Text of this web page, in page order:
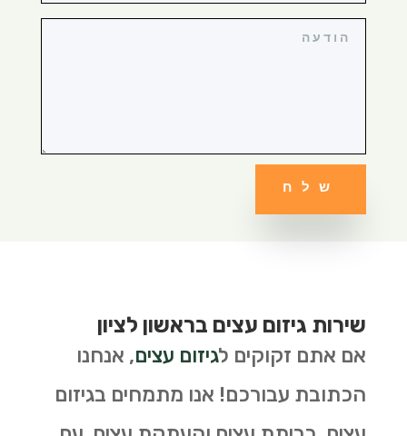
שלח
שירות גיזום עצים בראשון לציון
אם אתם זקוקים לגיזום עצים, אנחנו
הכתובת עבורכם! אנו מתמחים בגיזום